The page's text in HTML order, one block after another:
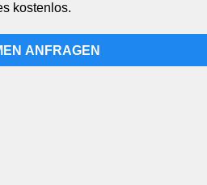
kostenlos.
ANFRAGEN